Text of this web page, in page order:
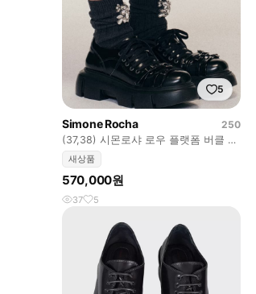
5
Simone Rocha
250
(37,38) 시몬로샤 로우 플랫폼 버클 부
츠새상품
570,000원
37 5